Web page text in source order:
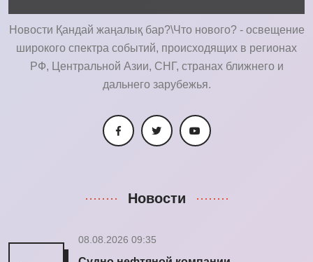
Новости Қандай жаңалық бар?\Что нового? - освещение
широкого спектра событий, происходящих в регионах
РФ, Центральной Азии, СНГ, странах ближнего и
дальнего зарубежья.
Новости
08.08.2026 09:35